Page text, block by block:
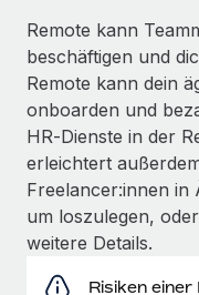
Remote kann
beschäftigen und
Remote kann dein
onboarden und
HR‑Dienste in der
erleichtert
Freelancer:innen in
um loszulegen, oder
weitere Details.
Risiken